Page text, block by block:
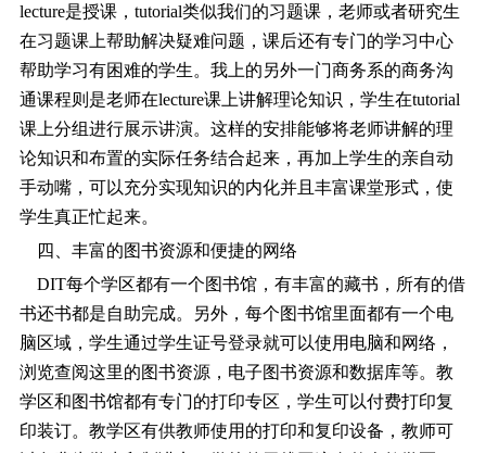
lecture是授课，tutorial类似我们的习题课，老师或者研究生
在习题课上帮助解决疑难问题，课后还有专门的学习中心
帮助学习有困难的学生。我上的另外一门商务系的商务沟
通课程则是老师在lecture课上讲解理论知识，学生在tutorial
课上分组进行展示讲演。这样的安排能够将老师讲解的理
论知识和布置的实际任务结合起来，再加上学生的亲自动
手动嘴，可以充分实现知识的内化并且丰富课堂形式，使
学生真正忙起来。
四、丰富的图书资源和便捷的网络
DIT每个学区都有一个图书馆，有丰富的藏书，所有的借
书还书都是自助完成。另外，每个图书馆里面都有一个电
脑区域，学生通过学生证号登录就可以使用电脑和网络，
浏览查阅这里的图书资源，电子图书资源和数据库等。教
学区和图书馆都有专门的打印专区，学生可以付费打印复
印装订。教学区有供教师使用的打印和复印设备，教师可